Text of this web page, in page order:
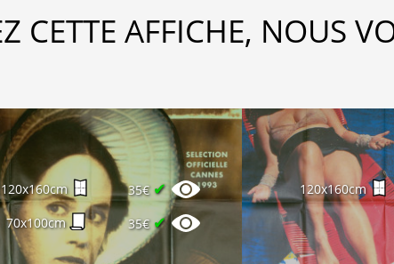
CETTE AFFICHE, NOUS
120x160cm 35€ ✔
70x100cm 35€ ✔
120x160cm